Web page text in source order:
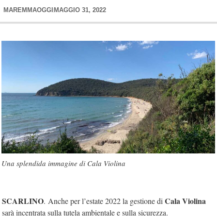
MAREMMAOGGI MAGGIO 31, 2022
Una splendida immagine di Cala Violina
SCARLINO. Anche per l’estate 2022 la gestione di Cala Violina
sarà incentrata sulla tutela ambientale e sulla sicurezza.